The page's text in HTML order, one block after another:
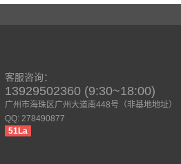
客服咨询：
13929502360 (9:30~18:00)
广州市海珠区广州大道南448号（非基地地址）
QQ: 278490877
51La